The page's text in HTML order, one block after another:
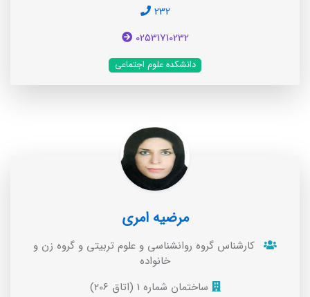
232
02531710232
دانشکده علوم اجتماعی
مرضیه امری
کارشناس گروه روانشناسی و علوم تربيتی و گروه زن و
خانواده
ساختمان شماره 1 (اتاق 206)